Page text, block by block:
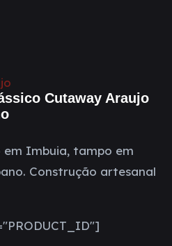
Cutaway Araujo
em Imbuia, tampo em
Construção artesanal